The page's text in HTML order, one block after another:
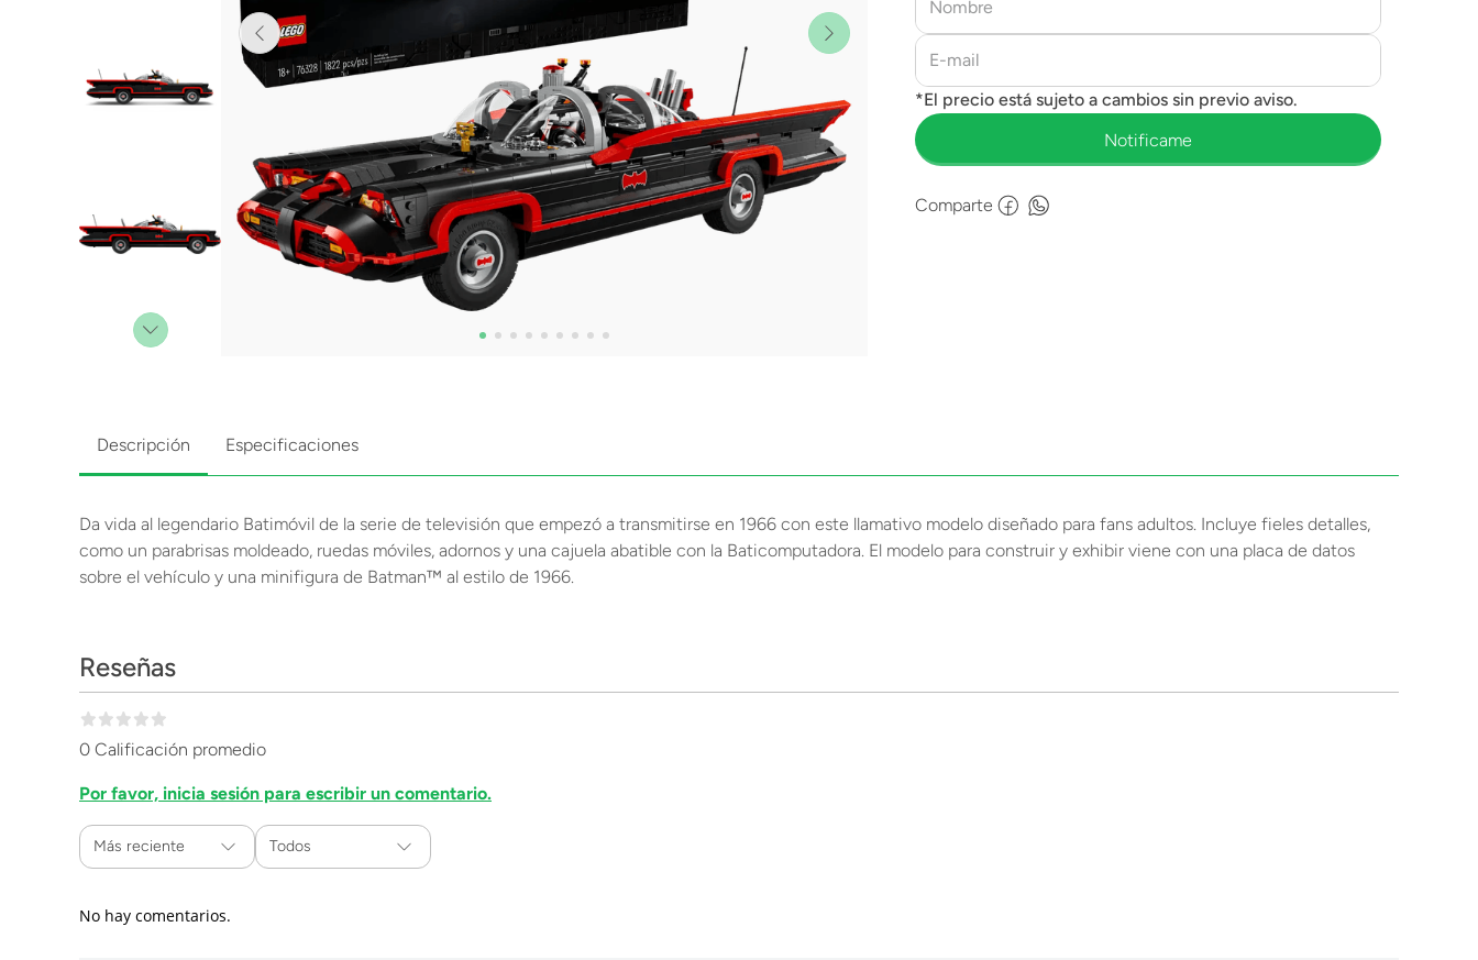
Vehículos y Pistas
Comparte
Descripción Especificaciones
Da vida al legendario Batimóvil de la serie de televisión que empezó a transmitirse en 1966 con este llamativo modelo diseñado para fans adultos. Incluye fieles detalles,
como un parabrisas moldeado, ruedas móviles, adornos y una cajuela abatible con la Baticomputadora. El modelo para construir y exhibir viene con una placa de datos
sobre el vehículo y una minifigura de Batman™ al estilo de 1966.
Reseñas
0 Calificación promedio
Por favor, inicia sesión para escribir un comentario.
Más reciente Todos
No hay comentarios.